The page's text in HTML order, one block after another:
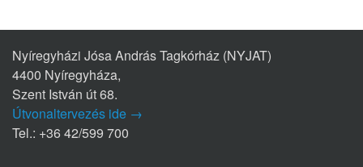
Nyíregyházi Jósa András Tagkórház (NYJAT)
4400 Nyíregyháza,
Szent István út 68.
Útvonaltervezés ide →
Tel.: +36 42/599 700